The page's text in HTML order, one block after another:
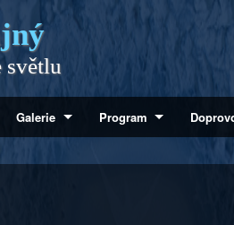
světlu
Galerie Program